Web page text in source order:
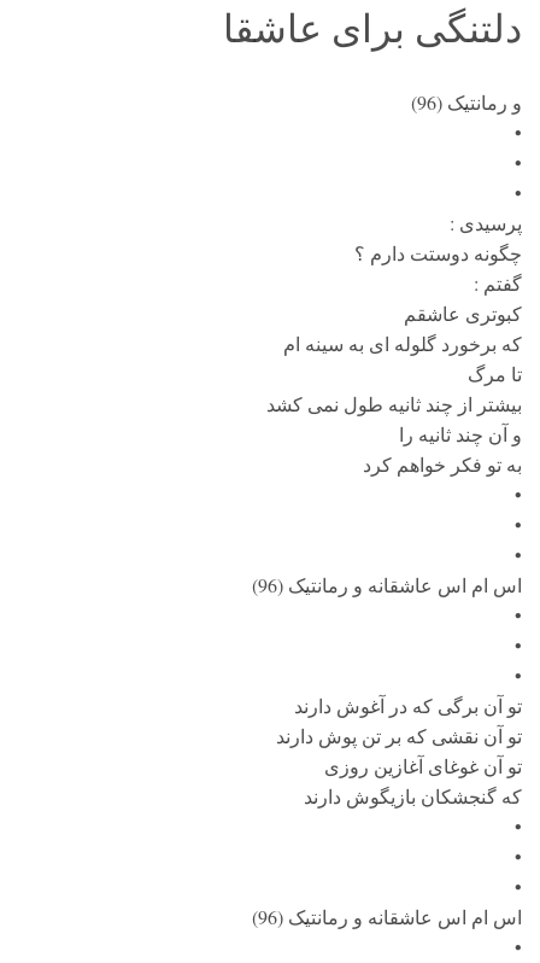
دلتنگی برای عاشقا
و رمانتیک (96)
•
•
•
پرسیدی :
چگونه دوستت دارم ؟
گفتم :
کبوتری عاشقم
که برخورد گلوله ای به سینه ام
تا مرگ
بیشتر از چند ثانیه طول نمی کشد
و آن چند ثانیه را
به تو فکر خواهم کرد
•
•
•
اس ام اس عاشقانه و رمانتیک (96)
•
•
•
تو آن برگی که در آغوش دارند
تو آن نقشی که بر تن پوش دارند
تو آن غوغای آغازین روزی
که گنجشکان بازیگوش دارند
•
•
•
اس ام اس عاشقانه و رمانتیک (96)
•